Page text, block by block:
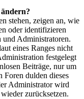
stehen, zeigen an, wie
oder identifizieren
und Administratoren.
eines Ranges nicht
festgelegt
Beiträge, nur um
dulden dieses
Administrator wird
zurücksetzen.